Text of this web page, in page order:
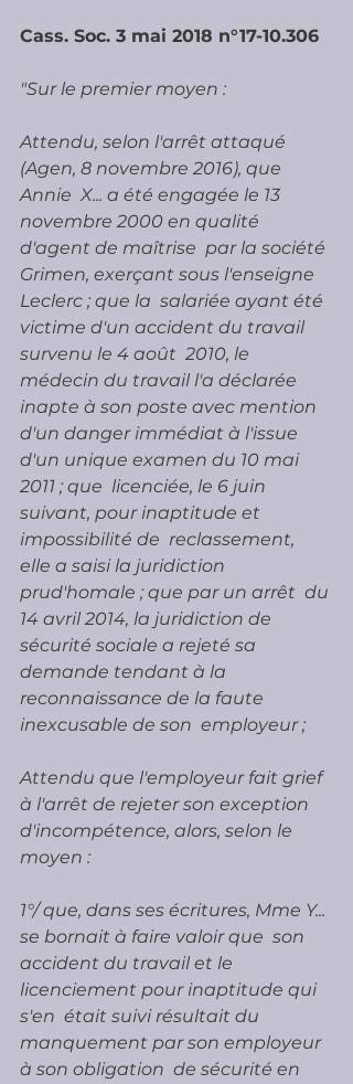
Cass. Soc. 3 mai 2018 n°17-10.306
"Sur le premier moyen :
Attendu, selon l'arrêt attaqué
(Agen, 8 novembre 2016), que
Annie  X... a été engagée le 13
novembre 2000 en qualité
d'agent de maîtrise  par la société
Grimen, exerçant sous l'enseigne
Leclerc ; que la  salariée ayant été
victime d'un accident du travail
survenu le 4 août  2010, le
médecin du travail l'a déclarée
inapte à son poste avec mention
d'un danger immédiat à l'issue
d'un unique examen du 10 mai
2011 ; que  licenciée, le 6 juin
suivant, pour inaptitude et
impossibilité de  reclassement,
elle a saisi la juridiction
prud'homale ; que par un arrêt  du
14 avril 2014, la juridiction de
sécurité sociale a rejeté sa
demande tendant à la
reconnaissance de la faute
inexcusable de son  employeur ;
Attendu que l'employeur fait grief
à l'arrêt de rejeter son exception
d'incompétence, alors, selon le
moyen :
1°/ que, dans ses écritures, Mme Y...
se bornait à faire valoir que  son
accident du travail et le
licenciement pour inaptitude qui
s'en  était suivi résultait du
manquement par son employeur
à son obligation  de sécurité en